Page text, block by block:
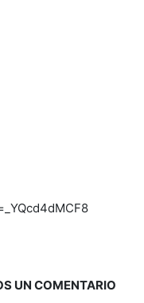
UN COMENTARIO